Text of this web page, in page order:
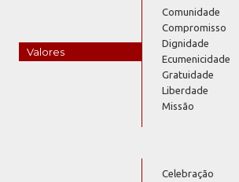
Valores
Comunidade
Compromisso
Dignidade
Ecumenicidade
Gratuidade
Liberdade
Missão
Celebração